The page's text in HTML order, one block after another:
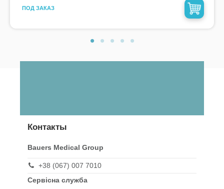
ПОД ЗАКАЗ
Контакты
Bauers Medical Group
+38 (067) 007 7010
Сервісна служба